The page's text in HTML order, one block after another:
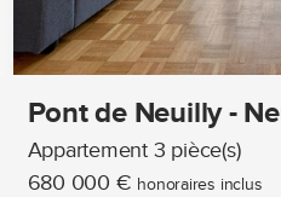
Pont de Neuilly -
Appartement 3 pièce(s)
680 000 € honoraires inclus